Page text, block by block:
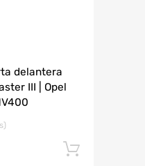
delantera
III | Opel